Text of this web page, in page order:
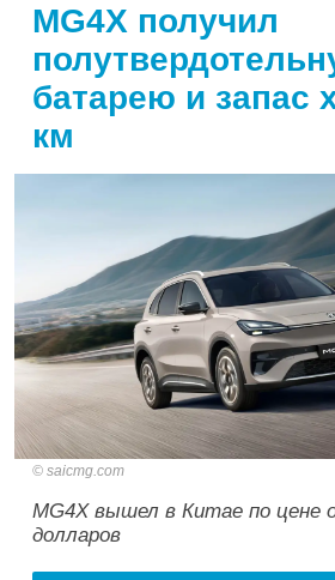
MG4X получил
батарею и запас
км
saicmg.com
MG4X вышел в Китае по цене
долларов